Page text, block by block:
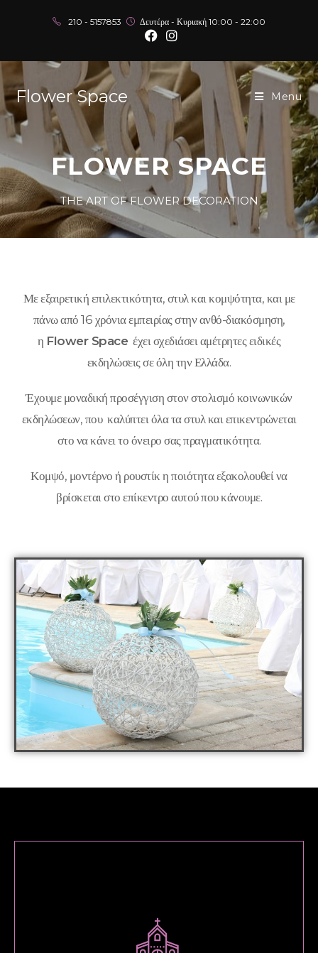
210 - 5157853 Δευτέρα - Κυριακή 10:00 - 22:00
Flower Space Menu
FLOWER SPACE
THE ART OF FLOWER DECORATION
Με εξαιρετική επιλεκτικότητα, στυλ και κομψότητα, και με
πάνω από 16 χρόνια εμπειρίας στην ανθό-διακόσμηση,
η Flower Space έχει σχεδιάσει αμέτρητες ειδικές
εκδηλώσεις σε όλη την Ελλάδα.
Έχουμε μοναδική προσέγγιση στον στολισμό κοινωνικών
εκδηλώσεων, που καλύπτει όλα τα στυλ και επικεντρώνεται
στο να κάνει το όνειρο σας πραγματικότητα.
Κομψό, μοντέρνο ή ρουστίκ η ποιότητα εξακολουθεί να
βρίσκεται στο επίκεντρο αυτού που κάνουμε.